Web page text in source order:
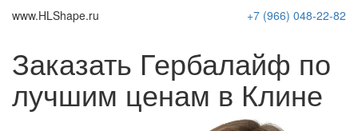
www.HLShape.ru +7 (966) 048-22-82
Заказать Гербалайф по
лучшим ценам в Клине